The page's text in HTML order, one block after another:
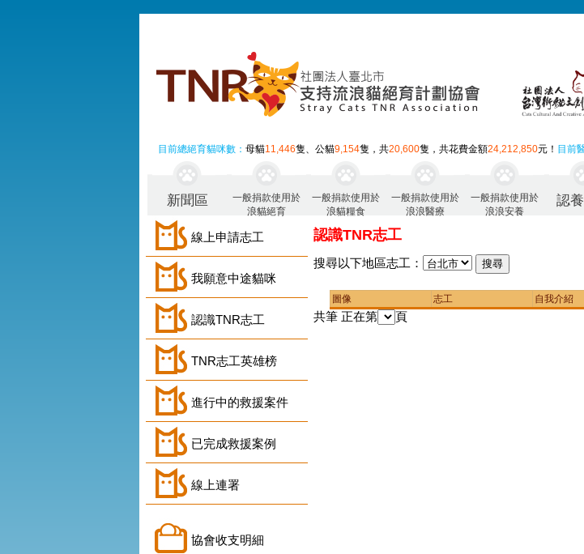
目前總絕育貓咪數： 母貓11,446隻、公貓9,154隻，共20,600隻，共花費金額24,212,850元！ 目前
新聞區
一般捐款使用於
浪貓絕育
一般捐款使用於
浪貓糧食
一般捐款使用於
浪浪醫療
一般捐款使用於
浪浪安養
認
線上申請志工
我願意中途貓咪
認識TNR志工
TNR志工英雄榜
進行中的救援案件
已完成救援案例
線上連署
協會收支明細
認識TNR志工
搜尋以下地區志工：
圖像 志工 自我介紹
共筆 正在第 頁